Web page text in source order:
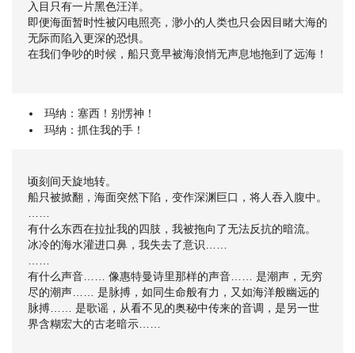
入目只有一片黑色汪洋。
即便海面暂时性被闪电照亮，渺小的人类也只会因目睹大海的
无际而陷入更深的恐惧。
在我们争吵的时候，船只竟早被海浪悄无声息地拖到了远海！
玛纳：塞西！别愣神！
玛纳：抓住我的手！
顷刻间天旋地转。
船只被掀翻，海面突然下陷，变作深渊巨口，将人吞入腹中。
……
有什么东西在拉扯我的四肢，我被拖向了无法反抗的暗流。
冰冷的海水灌进口鼻，我失去了意识……
……
有什么声音…… 像惠特曼诗里那样的声音…… 是潮声，无穷
尽的潮声…… 是脉搏，如同生命般有力，又如海洋般幽远的
脉搏…… 是歌谣，从看不见的奥秘中传来的音调，是另一世
界含糊宏大的古老暗示……